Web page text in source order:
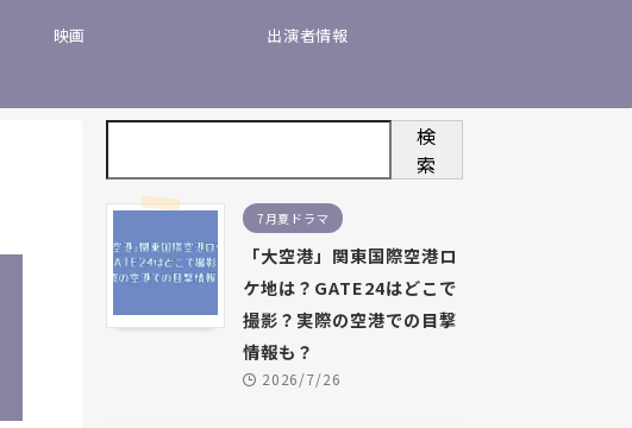
映画 出演者情報
検
索
7月夏ドラマ
「大空港」関東国際空港ロ
ケ地は？GATE24はどこで
撮影？実際の空港での目撃
情報も？
2026/7/26